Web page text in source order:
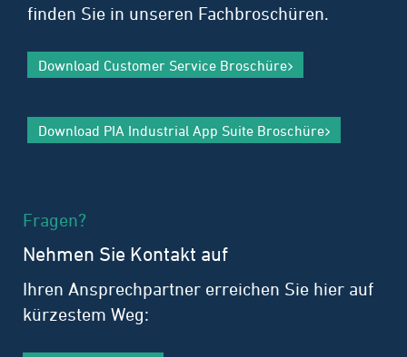
finden Sie in unseren Fachbroschüren.
Download Customer Service Broschüre
Download PIA Industrial App Suite Broschüre
Fragen?
Nehmen Sie Kontakt auf
Ihren Ansprechpartner erreichen Sie hier auf
kürzestem Weg: